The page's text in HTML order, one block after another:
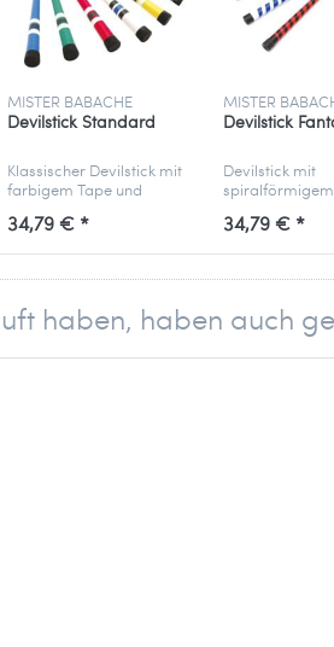
MISTER BABACHE
Devilstick Standard
Klassischer Devilstick mit
farbigem Tape und
34,79 € *
MISTER
Devilstick
Devilstick mit
– robust,
34,79 € *
haben, haben auch